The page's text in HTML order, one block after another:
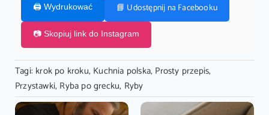
🖨️ Wydrukować 📘 Udostępnij na Facebooku
📷 Skopiuj link do Instagram
Tagi: krok po kroku, Kuchnia polska, Prosty przepis,
Przystawki, Ryba po grecku, Ryby